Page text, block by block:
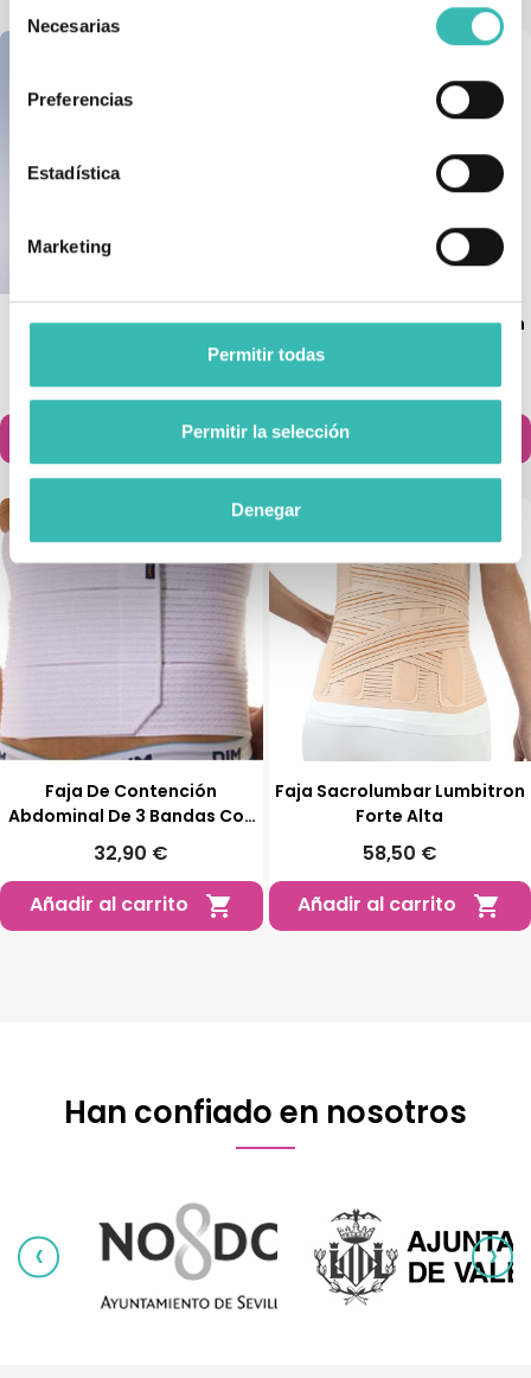
de Necesarias
Preferencias
Estadística
Marketing
Permitir todas
Permitir la selección
Denegar
Faja Semirrígida Corta Con
64,00 €
Añadir al carrito 
Faja Sacrolumbar Lumbitron
35,95 €
Añadir al carrito
Faja De Contención
Abdominal De 3 Bandas Con
Varillas
32,90 €
Añadir al carrito

Faja Sacrolumbar Lumbitron
Forte Alta
58,50 €
Añadir al carrito

Han confiado en nosotros
‹ ›